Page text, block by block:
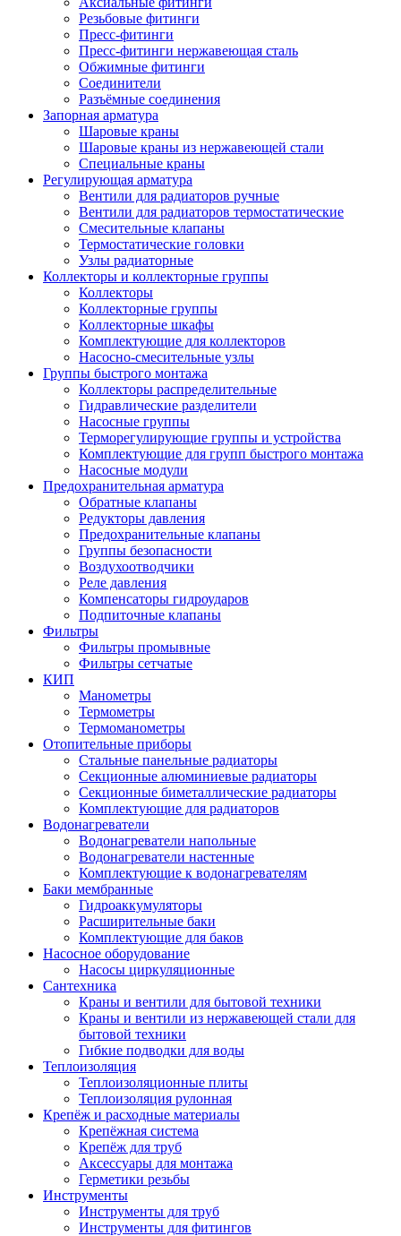
Резьбовые фитинги
Пресс-фитинги
Пресс-фитинги нержавеющая сталь
Обжимные фитинги
Соединители
Разъёмные соединения
Запорная арматура
Шаровые краны
Шаровые краны из нержавеющей стали
Специальные краны
Регулирующая арматура
Вентили для радиаторов ручные
Вентили для радиаторов термостатические
Смесительные клапаны
Термостатические головки
Узлы радиаторные
Коллекторы и коллекторные группы
Коллекторы
Коллекторные группы
Коллекторные шкафы
Комплектующие для коллекторов
Насосно-смесительные узлы
Группы быстрого монтажа
Коллекторы распределительные
Гидравлические разделители
Насосные группы
Терморегулирующие группы и устройства
Комплектующие для групп быстрого монтажа
Насосные модули
Предохранительная арматура
Обратные клапаны
Редукторы давления
Предохранительные клапаны
Группы безопасности
Воздухоотводчики
Реле давления
Компенсаторы гидроударов
Подпиточные клапаны
Фильтры
Фильтры промывные
Фильтры сетчатые
КИП
Манометры
Термометры
Термоманометры
Отопительные приборы
Стальные панельные радиаторы
Секционные алюминиевые радиаторы
Секционные биметаллические радиаторы
Комплектующие для радиаторов
Водонагреватели
Водонагреватели напольные
Водонагреватели настенные
Комплектующие к водонагревателям
Баки мембранные
Гидроаккумуляторы
Расширительные баки
Комплектующие для баков
Насосное оборудование
Насосы циркуляционные
Сантехника
Краны и вентили для бытовой техники
Краны и вентили из нержавеющей стали для
бытовой техники
Гибкие подводки для воды
Теплоизоляция
Теплоизоляционные плиты
Теплоизоляция рулонная
Крепёж и расходные материалы
Крепёжная система
Крепёж для труб
Аксессуары для монтажа
Герметики резьбы
Инструменты
Инструменты для труб
Инструменты для фитингов